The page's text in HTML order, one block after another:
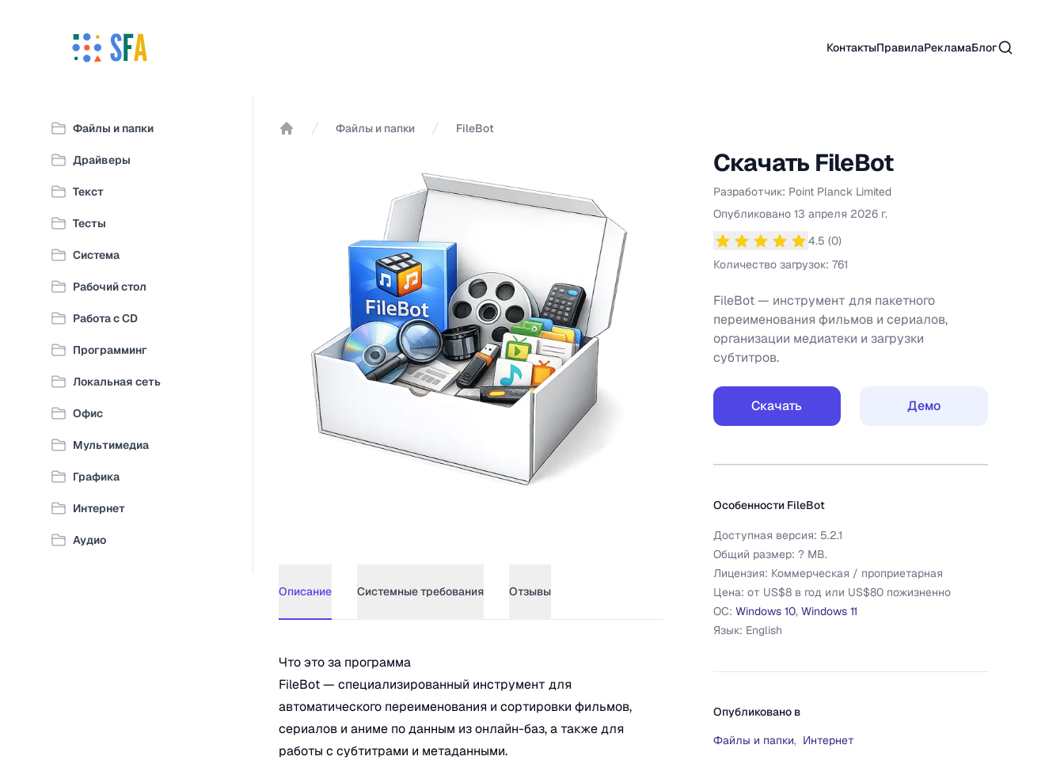
КонтактыПравилаРекламаБлогПоиск
Файлы и папки
Драйверы
Текст
Тесты
Система
Рабочий стол
Работа с CD
Программинг
Локальная сеть
Офис
Мультимедиа
Графика
Интернет
Аудио
Файлы и папки FileBot
Скачать FileBot
Разработчик: Point Planck Limited
Информация о FileBot
Опубликовано 13 апреля 2026 г.
4.5 (0)
Средний рейтинг4.5из 5 звезд
Количество загрузок: 761
FileBot — инструмент для пакетного
переименования фильмов и сериалов,
организации медиатеки и загрузки
субтитров.
Скачать Демо
Особенности FileBot
Доступная версия: 5.2.1
Общий размер: ?MB.
Лицензия: Коммерческая / проприетарная
Цена: от US$8 в год или US$80 пожизненно
ОС: Windows 10, Windows 11
Язык: English
Опубликовано в
Файлы и папки, Интернет
Описание Системные требования Отзывы
Описание FileBot
Что это за программа
FileBot — специализированный инструмент для
автоматического переименования и сортировки фильмов,
сериалов и аниме по данным из онлайн-баз, а также для
работы с субтитрами и метаданными.